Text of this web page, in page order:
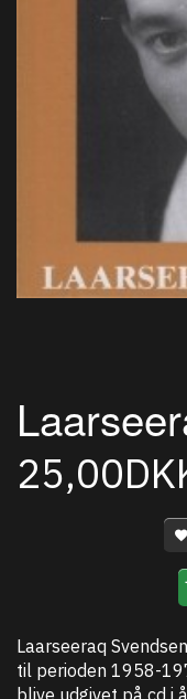
Laarseeraq
til perioden 1958-
blive udgivet på cd i